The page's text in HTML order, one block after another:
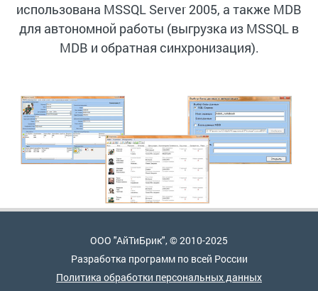
использована MSSQL Server 2005, а также MDB
для автономной работы (выгрузка из MSSQL в
MDB и обратная синхронизация).
ООО "АйТиБрик", © 2010-2025
Разработка программ по всей России
Политика обработки персональных данных